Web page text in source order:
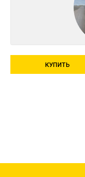
КУПИТЬ